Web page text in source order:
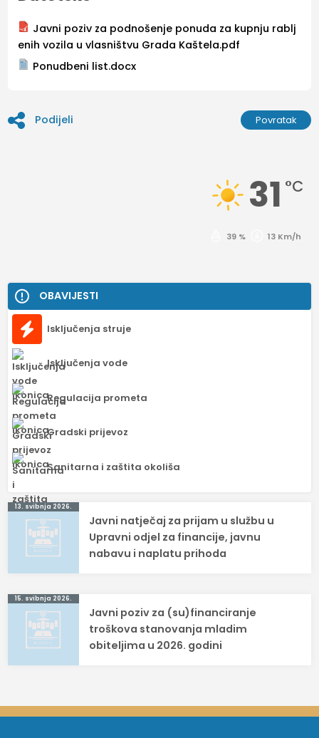
Javni poziv za podnošenje ponuda za kupnju rablj
enih vozila u vlasništvu Grada Kaštela.pdf
Ponudbeni list.docx
Podijeli Povratak
31 °C
39 % 13 Km/h
OBAVIJESTI
Isključenja struje
Isključenja vode
Regulacija prometa
Gradski prijevoz
Sanitarna i zaštita okoliša
Navigacija
objava
13. svibnja 2026.
Javni natječaj za prijam u službu u
Upravni odjel za financije, javnu
nabavu i naplatu prihoda
15. svibnja 2026.
Javni poziv za (su)financiranje
troškova stanovanja mladim
obiteljima u 2026. godini